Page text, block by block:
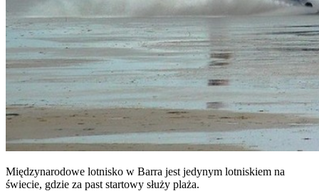
Międzynarodowe lotnisko w Barra jest jedynym lotniskiem na
świecie, gdzie za past startowy służy plaża.